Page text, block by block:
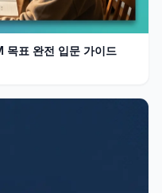
표 완전 입문 가이드